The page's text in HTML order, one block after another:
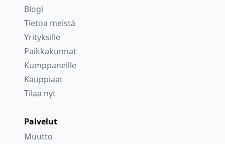
Blogi
Tietoa meistä
Yrityksille
Paikkakunnat
Kumppaneille
Kauppiaat
Tilaa nyt
Palvelut
Muutto